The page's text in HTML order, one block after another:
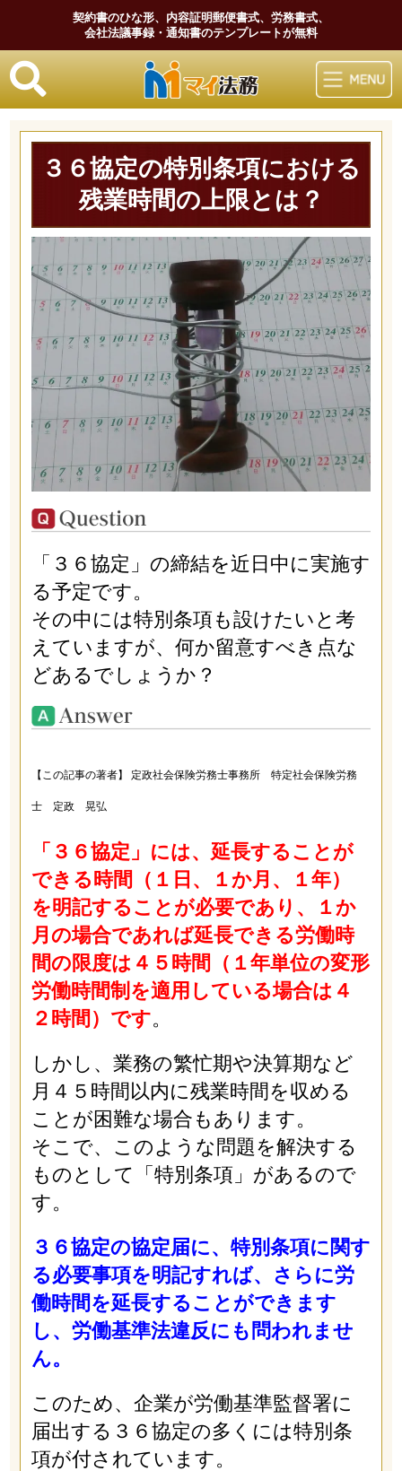
契約書のひな形、内容証明郵便書式、労務書式、
会社法議事録・通知書のテンプレートが無料
マイ法務
３６協定の特別条項における
残業時間の上限とは？
「３６協定」の締結を近日中に実施す
る予定です。
その中には特別条項も設けたいと考
えていますが、何か留意すべき点な
どあるでしょうか？
【この記事の著者】 定政社会保険労務士事務所 特定社会保険労務
士 定政 晃弘
「３６協定」には、延長することが
できる時間（１日、１か月、１年）
を明記することが必要であり、１か
月の場合であれば延長できる労働時
間の限度は４５時間（１年単位の変形
労働時間制を適用している場合は４
２時間）です。
しかし、業務の繁忙期や決算期など
月４５時間以内に残業時間を収める
ことが困難な場合もあります。
そこで、このような問題を解決する
ものとして「特別条項」があるので
す。
３６協定の協定届に、特別条項に関す
る必要事項を明記すれば、さらに労
働時間を延長することができます
し、労働基準法違反にも問われませ
ん。
このため、企業が労働基準監督署に
届出する３６協定の多くには特別条
項が付されています。